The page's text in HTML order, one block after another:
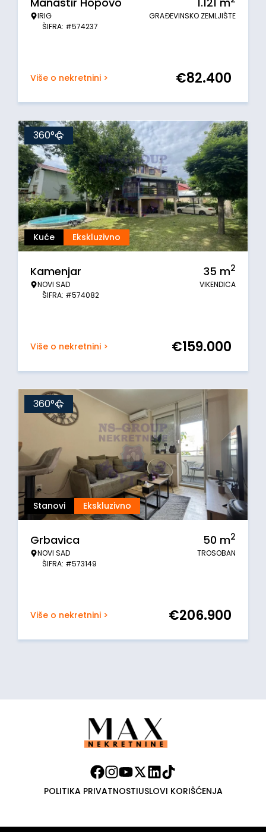
IRIG
ŠIFRA: #574237
GRAĐEVINSKO ZEMLJIŠTE
Više o nekretnini > €82.400
Kuće Ekskluzivno
360°
Kamenjar
NOVI SAD
ŠIFRA: #574082
35 m2
VIKENDICA
Više o nekretnini > €159.000
Stanovi Ekskluzivno
360°
Grbavica
NOVI SAD
ŠIFRA: #573149
50 m2
TROSOBAN
Više o nekretnini > €206.900
POLITIKA PRIVATNOSTIUSLOVI KORIŠĆENJA